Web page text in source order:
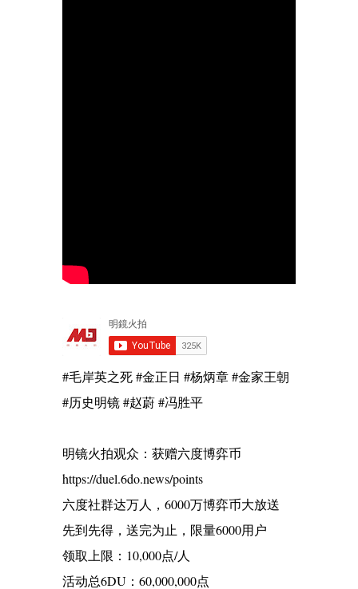
#毛岸英之死 #金正日 #杨炳章 #金家王朝
#历史明镜 #赵蔚 #冯胜平
明镜火拍观众：获赠六度博弈币
https://duel.6do.news/points
六度社群达万人，6000万博弈币大放送
先到先得，送完为止，限量6000用户
领取上限：10,000点/人
活动总6DU：60,000,000点